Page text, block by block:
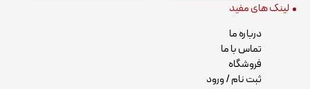
لینک های مفید
درباره ما
تماس با ما
فروشگاه
ثبت نام / ورود